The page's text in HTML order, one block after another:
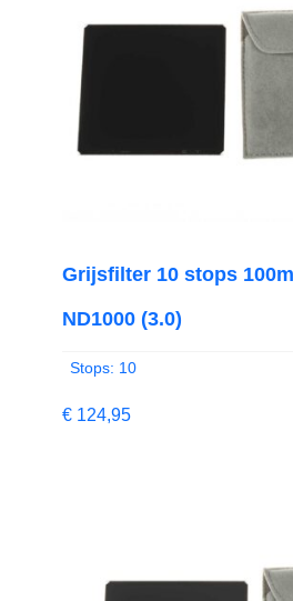
Grijsfilter 10 stops
ND1000 (3.0)
Stops: 10
€ 124,95